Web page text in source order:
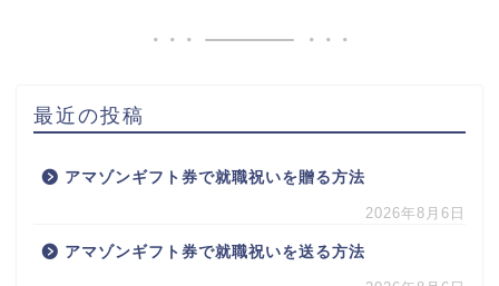
最近の投稿
アマゾンギフト券で就職祝いを贈る方法
2026年8月6日
アマゾンギフト券で就職祝いを送る方法